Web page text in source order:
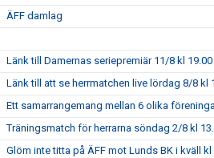
ÄFF damlag
Länk till Damernas seriepremiär 11/8 kl 19.00
Länk till att se herrmatchen live lördag 8/8 kl
Ett samarrangemang mellan 6 olika
Träningsmatch för herrarna söndag 2/8 kl
Glöm inte titta på ÄFF mot Lunds BK i kväll kl